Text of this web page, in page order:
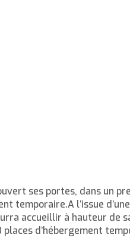
ses portes, dans un
temporaire.A l’issue
accueillir à hauteur de
d’hébergement